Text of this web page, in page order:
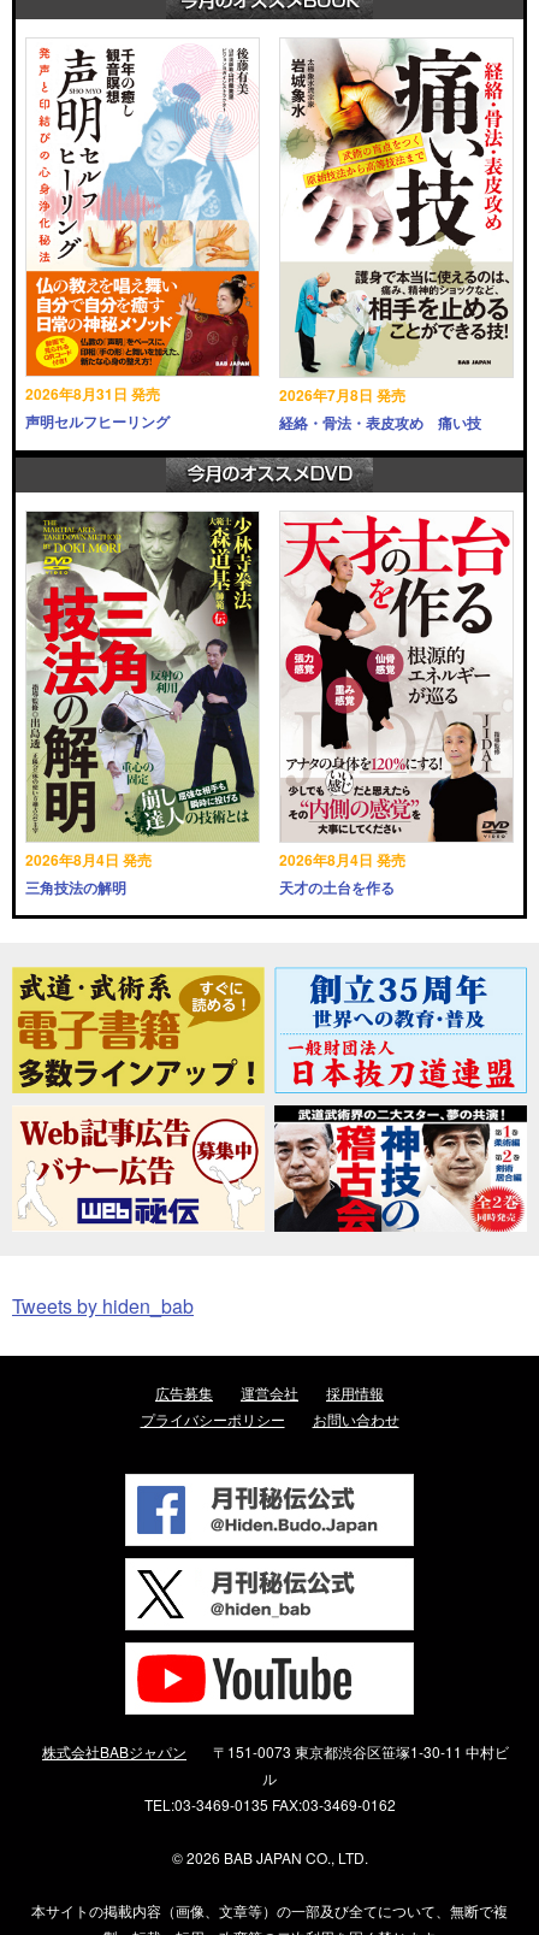
2026年8月31日 発売
声明セルフヒーリング
2026年7月8日 発売
経絡・骨法・表皮攻め 痛い技
2026年8月4日 発売
三角技法の解明
2026年8月4日 発売
天才の土台を作る
Tweets by hiden_bab
広告募集 運営会社
採用情報
プライバシーポリシー
お問い合わせ
株式会社BABジャパン
〒151-0073 東京都渋谷区笹塚1-30-11 中村ビ
ル
TEL:03-3469-0135 FAX:03-3469-0162
©2026 BAB JAPAN CO., LTD.
本サイトの掲載内容（画像、文章等）の一部及び全てについて、無断で複